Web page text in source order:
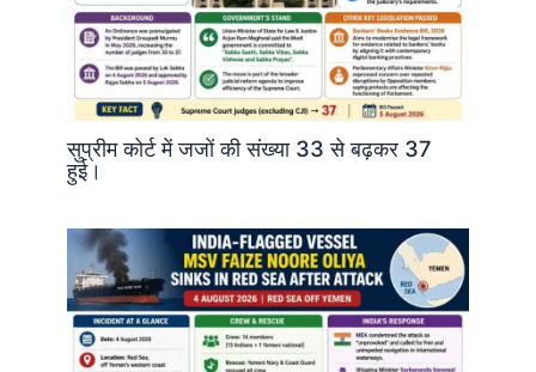
सुप्रीम कोर्ट में जजों की संख्या 33 से बढ़कर 37
हुई।